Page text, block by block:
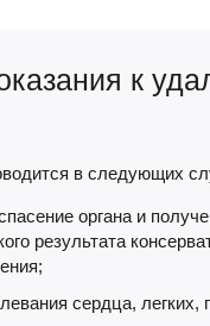
к
в следующих
органа и
результата
сердца, легких,